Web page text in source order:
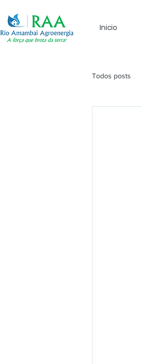
Inicio
Todos posts